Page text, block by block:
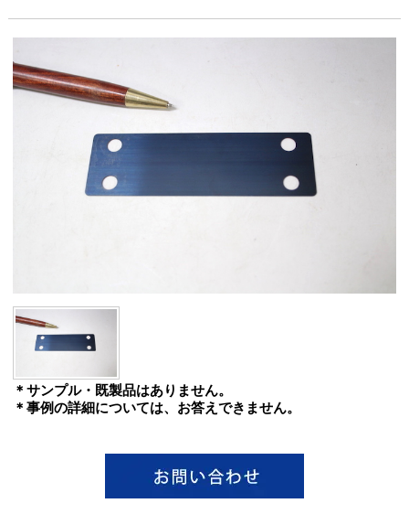
＊サンプル・既製品はありません。
＊事例の詳細については、お答えできません。